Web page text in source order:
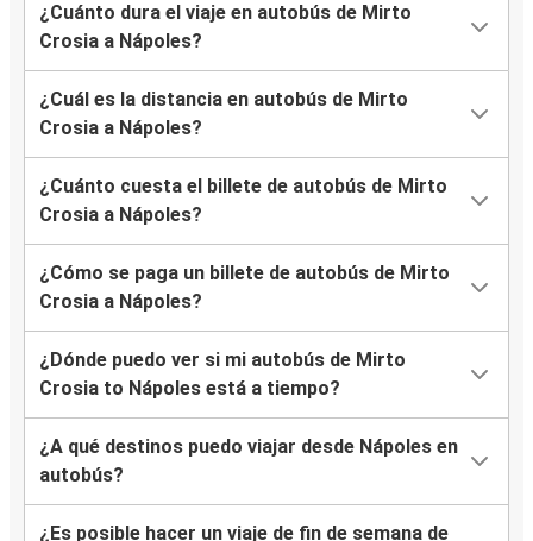
¿Cuánto dura el viaje en autobús de Mirto
Crosia a Nápoles?
¿Cuál es la distancia en autobús de Mirto
Crosia a Nápoles?
¿Cuánto cuesta el billete de autobús de Mirto
Crosia a Nápoles?
¿Cómo se paga un billete de autobús de Mirto
Crosia a Nápoles?
¿Dónde puedo ver si mi autobús de Mirto
Crosia to Nápoles está a tiempo?
¿A qué destinos puedo viajar desde Nápoles en
autobús?
¿Es posible hacer un viaje de fin de semana de